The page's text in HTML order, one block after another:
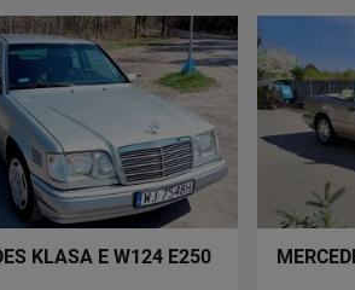
KLASA E W124 E250